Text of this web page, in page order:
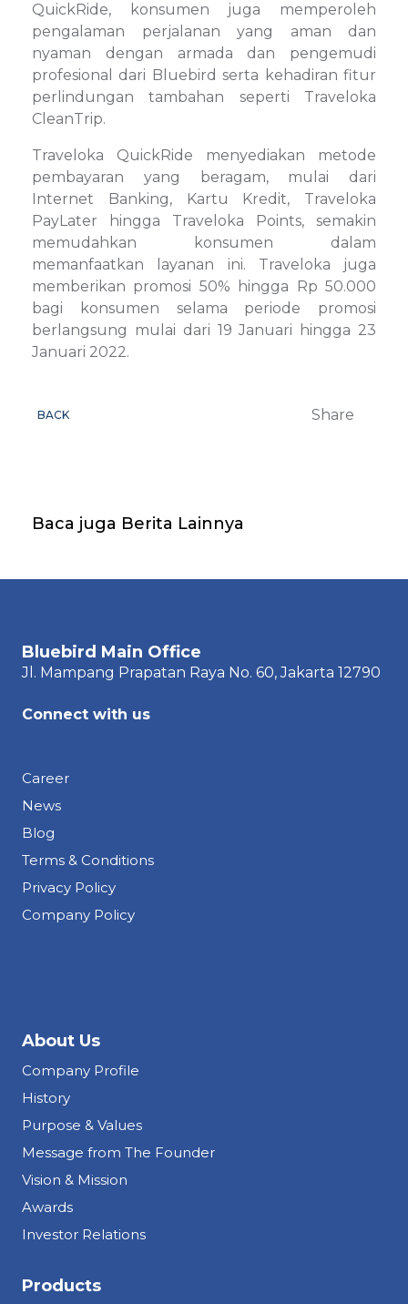
QuickRide, konsumen juga memperoleh
pengalaman perjalanan yang aman dan
nyaman dengan armada dan pengemudi
profesional dari Bluebird serta kehadiran fitur
perlindungan tambahan seperti Traveloka
CleanTrip.
Traveloka QuickRide menyediakan metode
pembayaran yang beragam, mulai dari
Internet Banking, Kartu Kredit, Traveloka
PayLater hingga Traveloka Points, semakin
memudahkan konsumen dalam
memanfaatkan layanan ini. Traveloka juga
memberikan promosi 50% hingga Rp 50.000
bagi konsumen selama periode promosi
berlangsung mulai dari 19 Januari hingga 23
Januari 2022.
BACK Share
Baca juga Berita Lainnya
Bluebird Main Office
Jl. Mampang Prapatan Raya No. 60,Jakarta 12790
Connect with us
Career
News
Blog
Terms & Conditions
Privacy Policy
Company Policy
About Us
Company Profile
History
Purpose & Values
Message from The Founder
Vision & Mission
Awards
Investor Relations
Products